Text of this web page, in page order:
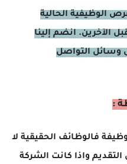
الوظيفية الحالية
الآخرين. انضم إلينا
وسائل التواصل
:
وظيفة فالوظائف الحقيقية لا
واذا كانت الشركة